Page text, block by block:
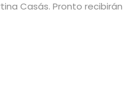
Casás. Pronto recibirán